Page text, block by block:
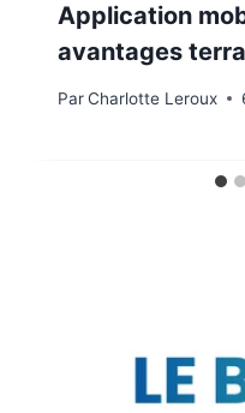
Application
avantages
ParCharlotte Leroux